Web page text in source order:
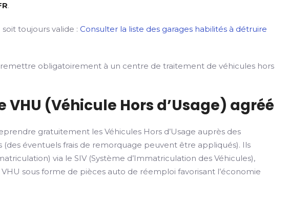
.
toujours valide : Consulter la liste des garages habilités à détruire
obligatoirement à un centre de traitement de véhicules hors
VHU (Véhicule Hors d’Usage) agréé
gratuitement les Véhicules Hors d’Usage auprès des
éventuels frais de remorquage peuvent être appliqués). Ils
via le SIV (Système d’Immatriculation des Véhicules),
sous forme de pièces auto de réemploi favorisant l’économie